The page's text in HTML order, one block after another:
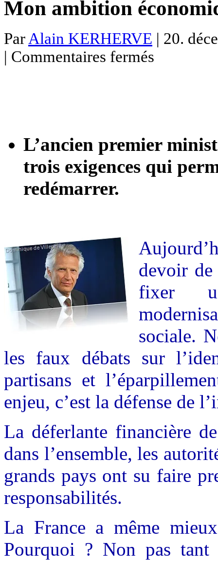
Mon ambition
Par Alain KERHERVE | 20.
| Commentaires fermés
L’ancien premier
trois exigences qui
redémarrer.
devoir
fixer
sociale.
les faux débats sur
partisans et
enjeu, c’est la défense de
La déferlante financière
dans l’ensemble, les
grands pays ont su faire
responsabilités.
La France a même
Pourquoi ? Non pas tant